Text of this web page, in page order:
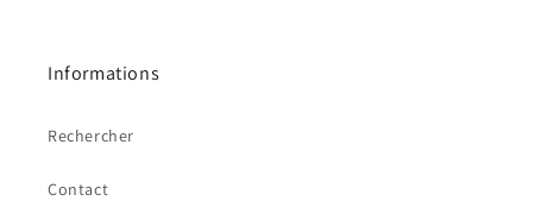
Informations
Rechercher
Contact